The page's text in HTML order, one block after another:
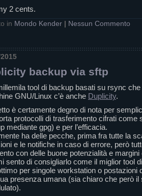
2 cents.
in Mondo Kender Nessun Commento
backup via sftp
tool di backup basati su rsync
GNU/Linux c’è anche Duplicity.
è certamente degno di nota per
protocolli di trasferimento cifrati come
mediante gpg) e per l’efficacia.
ha delle pecche, prima fra tutte la
e le notifiche in caso di errore, però
con delle buone potenzialità e
sento di consigliarlo come il miglior tool
per singole workstation o postazioni
presenza umana (sia chiaro che però